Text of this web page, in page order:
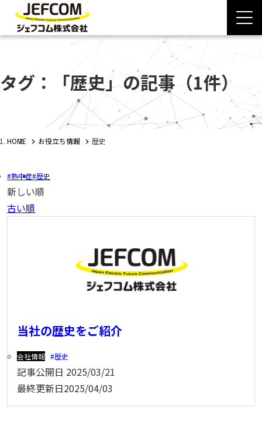
タグ：「歴史」の記事 （1件）
HOME お役立ち情報 歴史
熱中症 歴史
新しい順
古い順
当社の歴史をご紹介
会社情報 歴史
記事公開日 2025/03/21
最終更新日2025/04/03